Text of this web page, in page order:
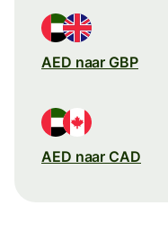
AED naar GBP
AED naar CAD